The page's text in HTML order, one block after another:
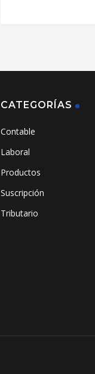
CATEGORÍAS
Contable
Laboral
Productos
Suscripción
Tributario